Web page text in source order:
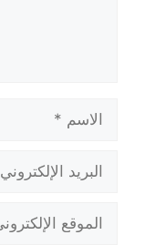
الإلكتروني
الإلكتروني